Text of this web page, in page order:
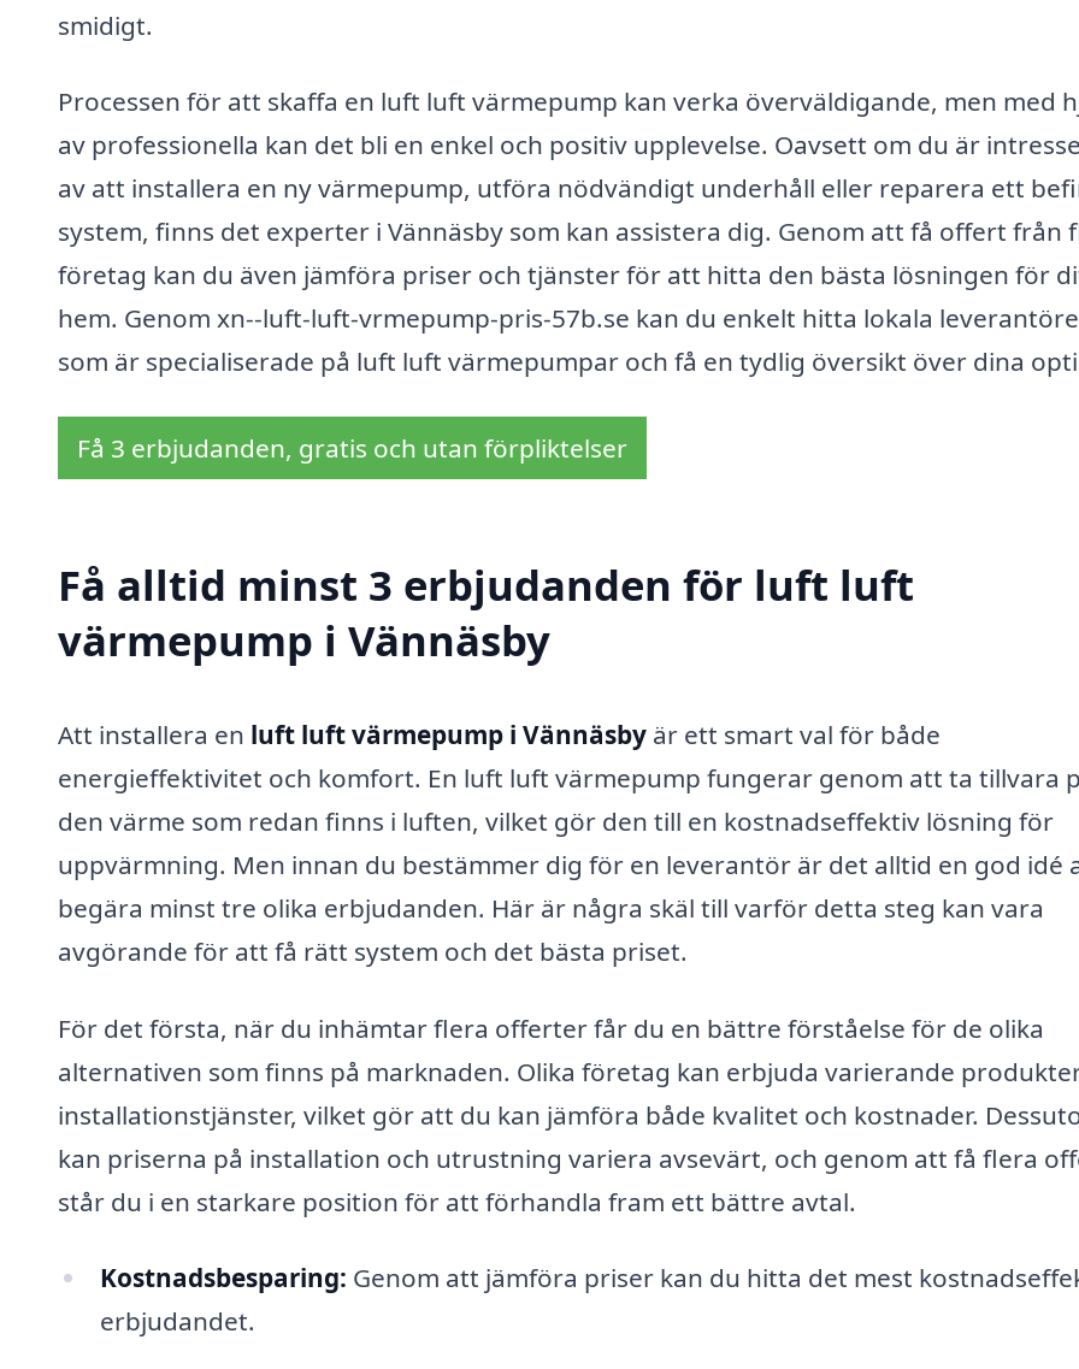
smidigt.
Processen för att skaffa en luft luft värmepump kan verka överväldigande, men med
av professionella kan det bli en enkel och positiv upplevelse. Oavsett om du är
av att installera en ny värmepump, utföra nödvändigt underhåll eller reparera ett
system, finns det experter i Vännäsby som kan assistera dig. Genom att få offert från
företag kan du även jämföra priser och tjänster för att hitta den bästa lösningen för
hem. Genom xn--luft-luft-vrmepump-pris-57b.se kan du enkelt hitta lokala
som är specialiserade på luft luft värmepumpar och få en tydlig översikt över dina
Få 3 erbjudanden, gratis och utan förpliktelser
Få alltid minst 3 erbjudanden för luft luft
värmepump i Vännäsby
Att installera en luft luft värmepump i Vännäsby är ett smart val för både
energieffektivitet och komfort. En luft luft värmepump fungerar genom att ta tillvara
den värme som redan finns i luften, vilket gör den till en kostnadseffektiv lösning för
uppvärmning. Men innan du bestämmer dig för en leverantör är det alltid en god idé
begära minst tre olika erbjudanden. Här är några skäl till varför detta steg kan vara
avgörande för att få rätt system och det bästa priset.
För det första, när du inhämtar flera offerter får du en bättre förståelse för de olika
alternativen som finns på marknaden. Olika företag kan erbjuda varierande
installationstjänster, vilket gör att du kan jämföra både kvalitet och kostnader.
kan priserna på installation och utrustning variera avsevärt, och genom att få flera
står du i en starkare position för att förhandla fram ett bättre avtal.
Kostnadsbesparing: Genom att jämföra priser kan du hitta det mest
erbjudandet.